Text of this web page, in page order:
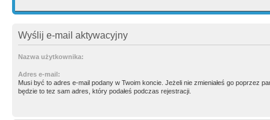
Wyślij e-mail aktywacyjny
Nazwa użytkownika:
Adres e-mail:
Musi być to adres e-mail podany w Twoim koncie. Jeżeli nie zmieniałeś go poprzez
będzie to tez sam adres, który podałeś podczas rejestracji.